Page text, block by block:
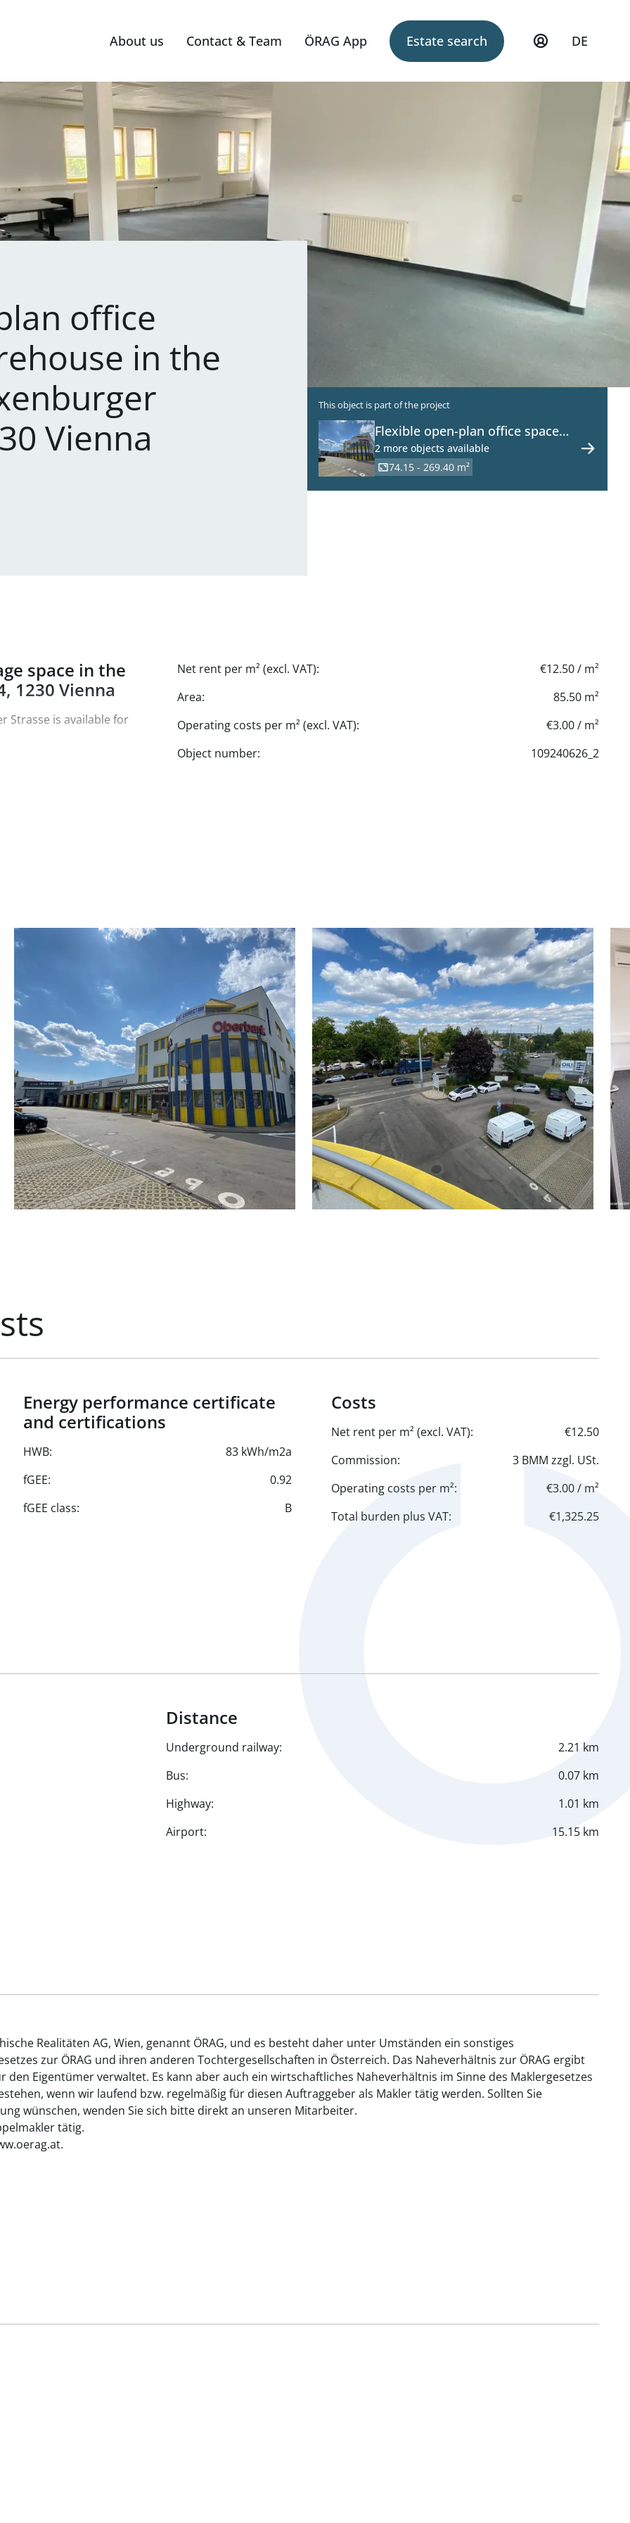
About us Contact & Team ÖRAG App Estate search DE
office
in the
Vienna
This object is part of the project
Flexible open-plan office space
with warehouse in the
prestigious Laxenburger Straße
244, 1230 Vienna
2 more objects available
74.15 - 269.40 m²
space in the
1230 Vienna
Strasse is available for
office area,
in the basement.
Net rent per m² (excl. VAT):
€12.50 / m²
Area:
85.50 m²
Operating costs per m² (excl. VAT):
€3.00 / m²
Object number:
109240626_2
Energy performance certificate
and certifications
HWB:
83 kWh/m2a
fGEE:
0.92
fGEE class:
B
Costs
Net rent per m² (excl. VAT):
€12.50
Commission:
3 BMM zzgl. USt.
Operating costs per m²:
€3.00 / m²
Total burden plus VAT:
€1,325.25
Distance
Underground railway:
2.21 km
Bus:
0.07 km
Highway:
1.01 km
Airport:
15.15 km
Realitäten AG, Wien, genannt ÖRAG, und es besteht daher unter Umständen ein sonstiges
zur ÖRAG und ihren anderen Tochtergesellschaften in Österreich. Das Naheverhältnis zur ÖRAG ergibt
den Eigentümer verwaltet. Es kann aber auch ein wirtschaftliches Naheverhältnis im Sinne des Maklergesetzes
wenn wir laufend bzw. regelmäßig für diesen Auftraggeber als Makler tätig werden. Sollten Sie
wünschen, wenden Sie sich bitte direkt an unseren Mitarbeiter.
tätig.